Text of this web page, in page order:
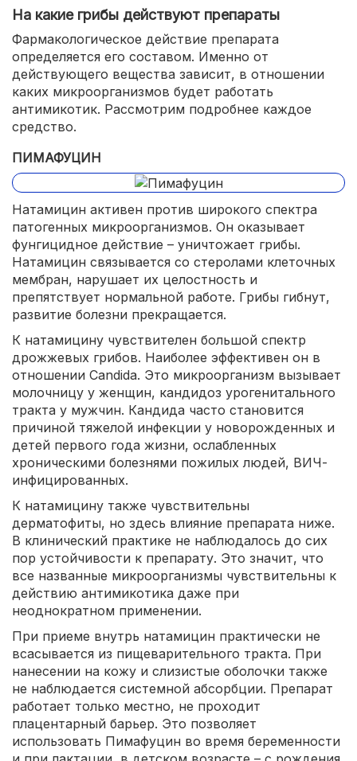
На какие грибы действуют препараты
Фармакологическое действие препарата
определяется его составом. Именно от
действующего вещества зависит, в отношении
каких микроорганизмов будет работать
антимикотик. Рассмотрим подробнее каждое
средство.
ПИМАФУЦИН
Натамицин активен против широкого спектра
патогенных микроорганизмов. Он оказывает
фунгицидное действие – уничтожает грибы.
Натамицин связывается со стеролами клеточных
мембран, нарушает их целостность и
препятствует нормальной работе. Грибы гибнут,
развитие болезни прекращается.
К натамицину чувствителен большой спектр
дрожжевых грибов. Наиболее эффективен он в
отношении Candida. Это микроорганизм вызывает
молочницу у женщин, кандидоз урогенитального
тракта у мужчин. Кандида часто становится
причиной тяжелой инфекции у новорожденных и
детей первого года жизни, ослабленных
хроническими болезнями пожилых людей, ВИЧ-
инфицированных.
К натамицину также чувствительны
дерматофиты, но здесь влияние препарата ниже.
В клинический практике не наблюдалось до сих
пор устойчивости к препарату. Это значит, что
все названные микроорганизмы чувствительны к
действию антимикотика даже при
неоднократном применении.
При приеме внутрь натамицин практически не
всасывается из пищеварительного тракта. При
нанесении на кожу и слизистые оболочки также
не наблюдается системной абсорбции. Препарат
работает только местно, не проходит
плацентарный барьер. Это позволяет
использовать Пимафуцин во время беременности